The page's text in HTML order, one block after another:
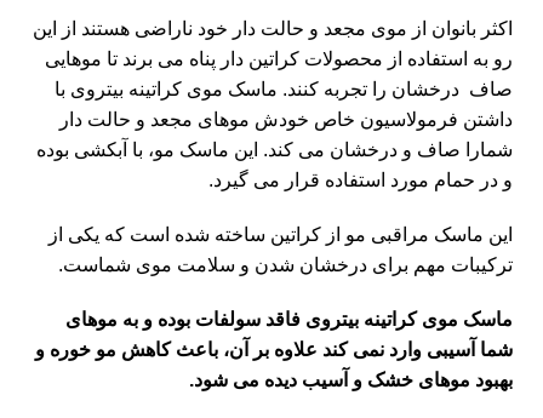
اکثر بانوان از موی مجعد و حالت دار خود ناراضی هستند از این
رو به استفاده از محصولات کراتین دار پناه می برند تا موهایی
صاف درخشان را تجربه کنند. ماسک موی کراتینه بیتروی با
داشتن فرمولاسیون خاص خودش موهای مجعد و حالت دار
شمارا صاف و درخشان می کند. این ماسک مو، با آبکشی بوده
و در حمام مورد استفاده قرار می گیرد.
این ماسک مراقبی مو از کراتین ساخته شده است که یکی از
ترکیبات مهم برای درخشان شدن و سلامت موی شماست.
ماسک موی کراتینه بیتروی فاقد سولفات بوده و به موهای
شما آسیبی وارد نمی کند علاوه بر آن، باعث کاهش مو خوره و
بهبود موهای خشک و آسیب دیده می شود.